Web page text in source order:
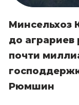
Минсельхоз
до аграриев
почти
Рюмшин